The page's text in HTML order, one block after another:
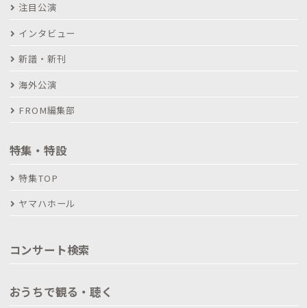
注目公演
インタビュー
新譜・新刊
海外公演
FROM編集部
特集・特設
特集TOP
ヤマハホール
コンサート検索
おうちで観る・聴く